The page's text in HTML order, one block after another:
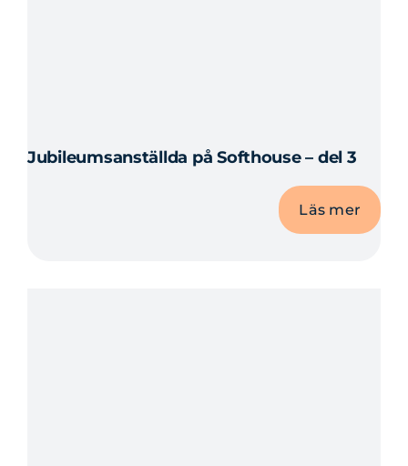
Jubileumsanställda på Softhouse – del 3
Läs mer